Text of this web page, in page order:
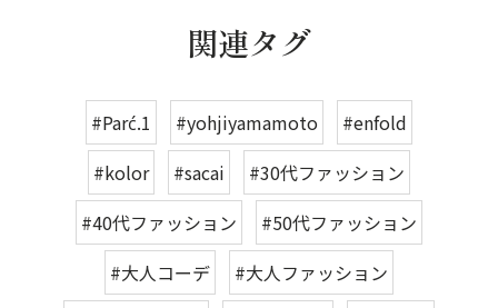
関連タグ
#Parć.1 #yohjiyamamoto
#enfold
#kolor
#sacai
#30代ファッション
#40代ファッション
#50代ファッション
#大人コーデ
#大人ファッション